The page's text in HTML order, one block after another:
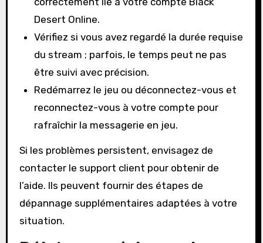
Desert Online.
Vérifiez si vous avez regardé la durée requise
du stream ; parfois, le temps peut ne pas
être suivi avec précision.
Redémarrez le jeu ou déconnectez-vous et
reconnectez-vous à votre compte pour
rafraîchir la messagerie en jeu.
Si les problèmes persistent, envisagez de
contacter le support client pour obtenir de
l’aide. Ils peuvent fournir des étapes de
dépannage supplémentaires adaptées à votre
situation.